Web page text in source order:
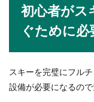
初心者がス
ぐために
スキーを完璧にフル
設備が必要になるので